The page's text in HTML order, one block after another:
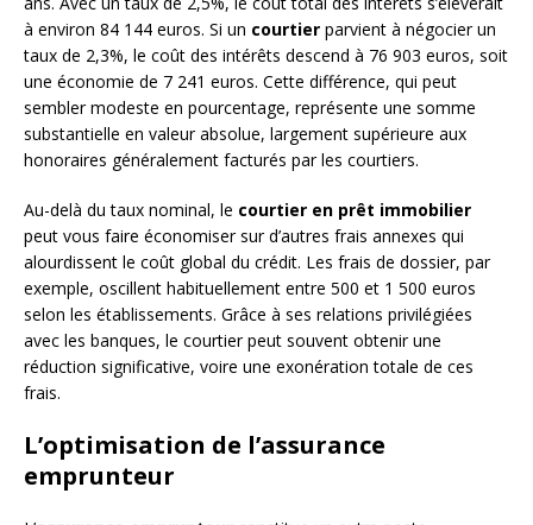
à environ 84 144 euros. Si un courtier parvient à négocier un
taux de 2,3%, le coût des intérêts descend à 76 903 euros, soit
une économie de 7 241 euros. Cette différence, qui peut
sembler modeste en pourcentage, représente une somme
substantielle en valeur absolue, largement supérieure aux
honoraires généralement facturés par les courtiers.
Au-delà du taux nominal, le courtier en prêt immobilier
peut vous faire économiser sur d’autres frais annexes qui
alourdissent le coût global du crédit. Les frais de dossier, par
exemple, oscillent habituellement entre 500 et 1 500 euros
selon les établissements. Grâce à ses relations privilégiées
avec les banques, le courtier peut souvent obtenir une
réduction significative, voire une exonération totale de ces
frais.
L’optimisation de l’assurance
emprunteur